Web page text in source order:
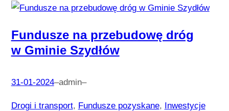
Fundusze na przebudowę dróg
w Gminie Szydłów
31-01-2024–admin–
Drogi i transport, Fundusze pozyskane, Inwestycje